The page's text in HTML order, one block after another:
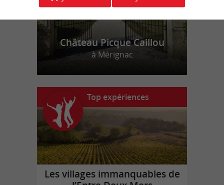
Château Picque Caillou
à Mérignac
Top expériences
Les villages immanquables de